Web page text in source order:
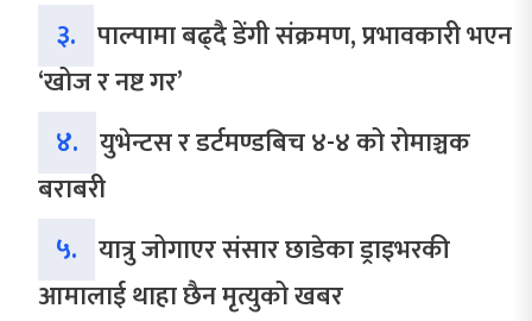
३. पाल्पामा बढ्दै डेंगी संक्रमण, प्रभावकारी भएन
‘खोज र नष्ट गर’
४. युभेन्टस र डर्टमण्डबिच ४-४ को रोमाञ्चक
बराबरी
५. यात्रु जोगाएर संसार छाडेका ड्राइभरकी
आमालाई थाहा छैन मृत्युको खबर